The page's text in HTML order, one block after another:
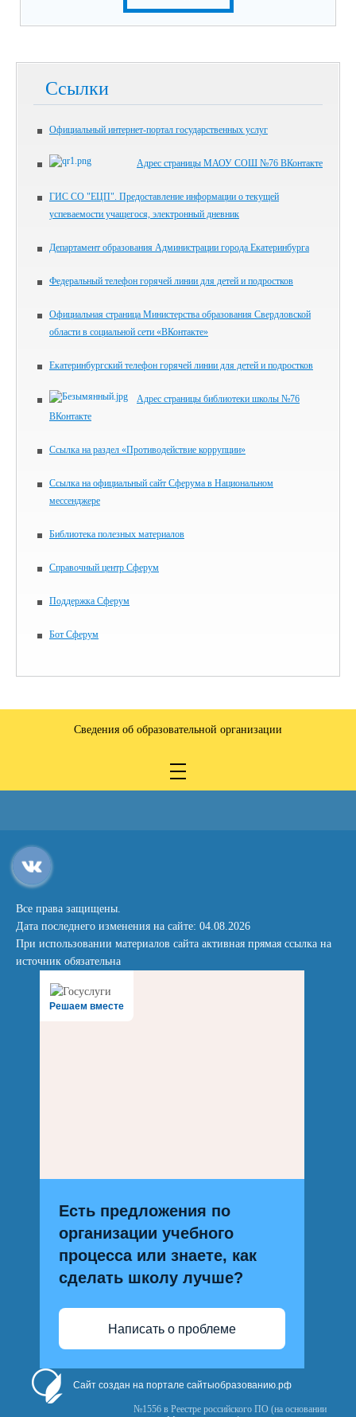
Ссылки
Официальный интернет-портал государственных услуг
Адрес страницы МАОУ СОШ №76 ВКонтакте
ГИС СО "ЕЦП". Предоставление информации о текущей
успеваемости учащегося, электронный дневник
Департамент образования Администрации города Екатеринбурга
Федеральный телефон горячей линии для детей и подростков
Официальная страница Министерства образования Свердловской
области в социальной сети «ВКонтакте»
Екатеринбургский телефон горячей линии для детей и подростков
Адрес страницы библиотеки школы №76
ВКонтакте
Ссылка на раздел «Противодействие коррупции»
Ссылка на официальный сайт Сферума в Национальном
мессенджере
Библиотека полезных материалов
Справочный центр Сферум
Поддержка Сферум
Бот Сферум
Сведения об образовательной организации
Все права защищены.
Дата последнего изменения на сайте: 04.08.2026
При использовании материалов сайта активная прямая ссылка на
источник обязательна
Решаем вместе
Есть предложения по
организации учебного
процесса или знаете, как
сделать школу лучше?
Написать о проблеме
Сайт создан на портале сайтыобразованию.рф
№1556 в Реестре российского ПО (на основании